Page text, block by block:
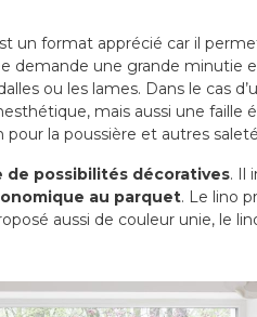
un format apprécié car il
demande une grande minutie
ou les lames. Dans le cas
mais aussi une faille
pour la poussière et autres
possibilités décoratives. Il
au parquet. Le lino
aussi de couleur unie, le